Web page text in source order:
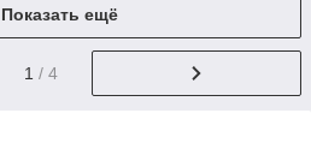
Показать ещё
1 / 4